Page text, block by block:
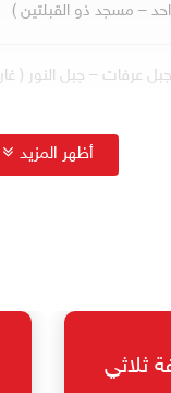
– مسجد ذو القبلتين )
عرفات – جبل النور ( غار
ثلاثي